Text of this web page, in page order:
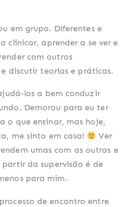
em grupo. Diferentes e
clinicar, aprender a se ver e
com outros
discutir teorias e práticas.
los a bem conduzir
Demorou para eu ter
o que ensinar, mas hoje,
me sinto em casa!
Ver
umas com as outras e
da supervisão é de
para mim.
de encontro entre